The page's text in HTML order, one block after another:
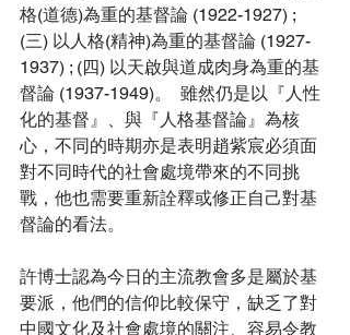
格(道德)為重的基督論 (1922-1927) ;
(三) 以人格(精神)為重的基督論 (1927-
1937) ; (四) 以天啟與道成肉身為重的基
督論 (1937-1949)。  雖然仍是以『人性
化的基督』、與『人格基督論』為核
心，不同的時期亦是表明趙紫宸必須面
對不同時代的社會處境帶來的不同挑
戰，他也需要重新詮釋或修正自己對基
督論的看法。
許博士認為今日的主流教會多是屬於基
要派，他們的信仰比較保守，缺乏了對
中國文化及社會處境的關注、容易令教